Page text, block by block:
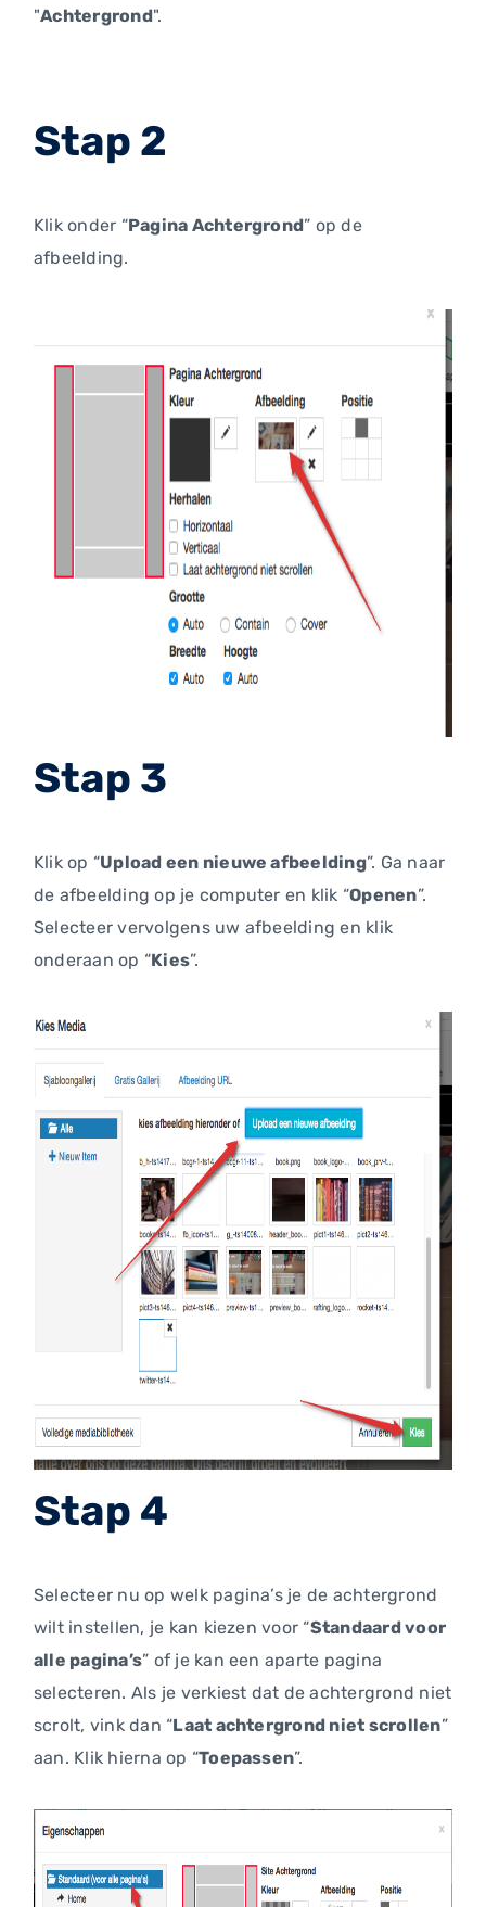
"Achtergrond".
Stap 2
Klik onder “Pagina Achtergrond” op de
afbeelding.
Stap 3
Klik op “Upload een nieuwe afbeelding”. Ga naar
de afbeelding op je computer en klik “Openen”.
Selecteer vervolgens uw afbeelding en klik
onderaan op “Kies”.
Stap 4
Selecteer nu op welk pagina’s je de achtergrond
wilt instellen, je kan kiezen voor “Standaard voor
alle pagina’s” of je kan een aparte pagina
selecteren. Als je verkiest dat de achtergrond niet
scrolt, vink dan “Laat achtergrond niet scrollen”
aan. Klik hierna op “Toepassen”.